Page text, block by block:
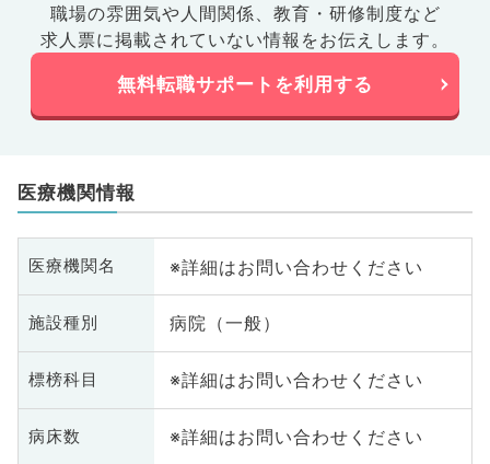
職場の雰囲気や人間関係、 教育・研修制度など
求人票に掲載されていない情報をお伝えします。
無料転職サポートを利用する
医療機関情報
医療機関名 ※詳細はお問い合わせください
施設種別 病院（一般）
標榜科目 ※詳細はお問い合わせください
病床数 ※詳細はお問い合わせください